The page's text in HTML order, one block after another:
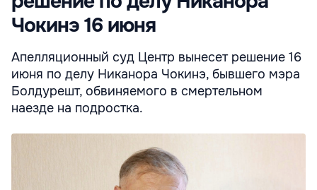
Чокинэ 16 июня
Апелляционный суд Центр вынесет решение 16
июня по делу Никанора Чокинэ, бывшего мэра
Болдурешт, обвиняемого в смертельном
наезде на подростка.